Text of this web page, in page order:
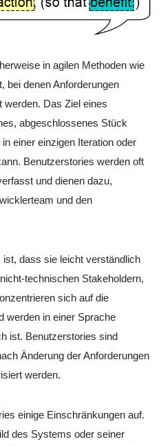
in agilen Methoden wie
bei denen Anforderungen
werden. Das Ziel eines
abgeschlossenes Stück
einer einzigen Iteration oder
Benutzerstories werden oft
und dienen dazu,
und den
dass sie leicht verständlich
technischen Stakeholdern,
sich auf die
werden in einer Sprache
ist. Benutzerstories sind
Änderung der Anforderungen
werden.
einige Einschränkungen auf.
des Systems oder seiner